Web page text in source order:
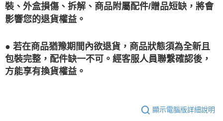
裝、外盒損傷、拆解、商品附屬配件/贈品短缺，將會
影響您的退貨權益。
● 若在商品猶豫期間內欲退貨，商品狀態須為全新且
包裝完整，配件缺一不可。經客服人員聯繫確認後，
方能享有換貨權益。
顯示電腦版詳細說明